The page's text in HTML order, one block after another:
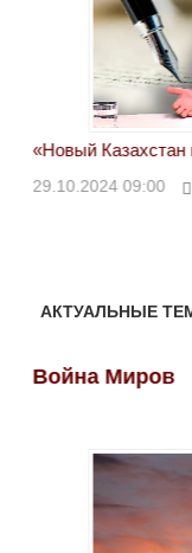
«Новый Казахстан
29.10.2024 09:00
АКТУАЛЬНЫЕ
Война Миров